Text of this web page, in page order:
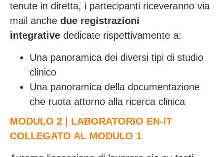
tenute in diretta, i partecipanti riceveranno via
mail anche due registrazioni
integrative dedicate rispettivamente a:
Una panoramica dei diversi tipi di studio
clinico
Una panoramica della documentazione
che ruota attorno alla ricerca clinica
MODULO 2 | LABORATORIO EN-IT
COLLEGATO AL MODULO 1